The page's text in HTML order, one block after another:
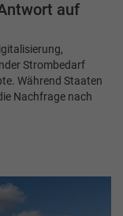
auf
Strombedarf
Während Staaten
Nachfrage nach